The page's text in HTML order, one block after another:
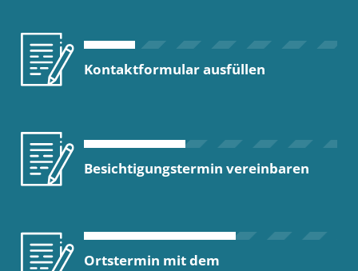
Kontaktformular ausfüllen
Besichtigungstermin vereinbaren
Ortstermin mit dem